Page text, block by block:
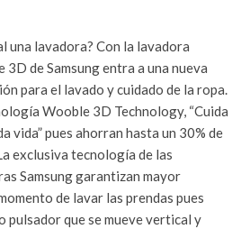
una lavadora? Con la lavadora
3D de Samsung entra a una nueva
para el lavado y cuidado de la ropa.
Wooble 3D Technology, “Cuida
vida” pues ahorran hasta un 30% de
exclusiva tecnología de las
Samsung garantizan mayor
de lavar las prendas pues
pulsador que se mueve vertical y